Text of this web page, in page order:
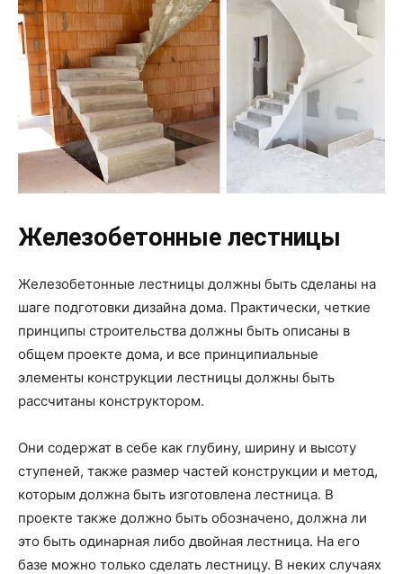
Железобетонные лестницы
Железобетонные лестницы должны быть сделаны на
шаге подготовки дизайна дома. Практически, четкие
принципы строительства должны быть описаны в
общем проекте дома, и все принципиальные
элементы конструкции лестницы должны быть
рассчитаны конструктором.
Они содержат в себе как глубину, ширину и высоту
ступеней, также размер частей конструкции и метод,
которым должна быть изготовлена лестница. В
проекте также должно быть обозначено, должна ли
это быть одинарная либо двойная лестница. На его
базе можно только сделать лестницу. В неких случаях